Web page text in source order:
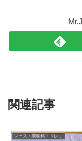
関連記事
ソース・調味料・ドレッシング